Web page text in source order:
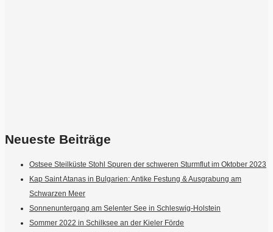
Neueste Beiträge
Ostsee Steilküste Stohl Spuren der schweren Sturmflut im Oktober 2023
Kap Saint Atanas in Bulgarien: Antike Festung & Ausgrabung am
Schwarzen Meer
Sonnenuntergang am Selenter See in Schleswig-Holstein
Sommer 2022 in Schilksee an der Kieler Förde